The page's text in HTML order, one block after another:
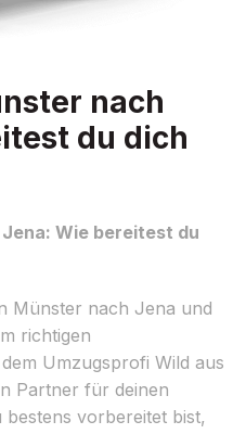
nach
du dich
Wie bereitest du
Münster nach Jena und
richtigen
Umzugsprofi Wild aus
Partner für deinen
vorbereitet bist,